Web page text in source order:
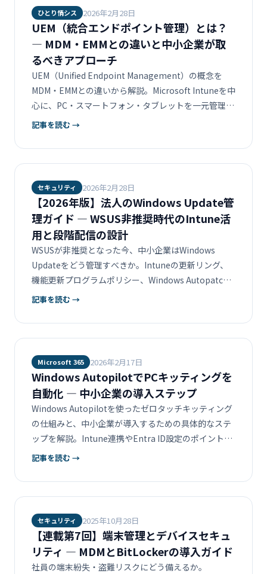
ひとり情シス 2026年2月28日
UEM（統合エンドポイント管理）とは？
― MDM・EMMとの違いと中小企業が取
るべきアプローチ
UEM（Unified Endpoint Management）の概念を
MDM・EMMとの違いから解説。Microsoft Intuneを中
心に、PC・スマートフォン・タブレットを一元管理す
る方法を中小企業の情シス担当者向けに整理します。
記事を読む →
セキュリティ 2026年2月28日
【2026年版】法人のWindows Update管
理ガイド ― WSUS非推奨時代のIntune活
用と段階配信の設計
WSUSが非推奨となった今、中小企業はWindows
Updateをどう管理すべきか。Intuneの更新リング、
機能更新プログラムポリシー、Windows Autopatch
の使い分けを、設計例とともに解説します。
記事を読む →
Microsoft 365 2026年2月17日
Windows AutopilotでPCキッティングを
自動化 ― 中小企業の導入ステップ
Windows Autopilotを使ったゼロタッチキッティング
の仕組みと、中小企業が導入するための具体的なステ
ップを解説。Intune連携やEntra ID設定のポイントも
紹介。
記事を読む →
セキュリティ 2025年10月28日
【連載第7回】端末管理とデバイスセキュ
リティ ― MDMとBitLockerの導入ガイド
社員の端末紛失・盗難リスクにどう備えるか。